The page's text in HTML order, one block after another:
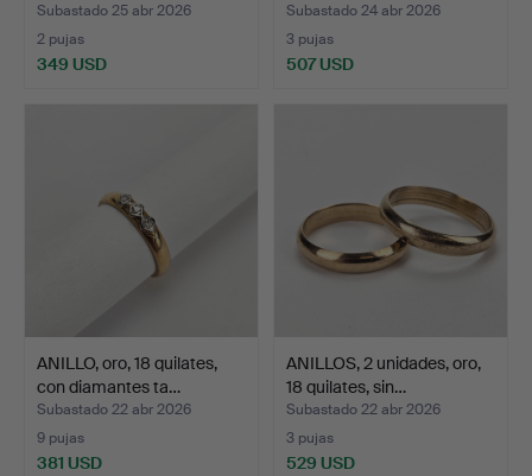
Subastado 25 abr 2026
2 pujas
349 USD
Subastado 24 abr 2026
3 pujas
507 USD
ANILLO, oro, 18 quilates,
con diamantes ta…
Subastado 22 abr 2026
9 pujas
381 USD
ANILLOS, 2 unidades, oro,
18 quilates, sin…
Subastado 22 abr 2026
3 pujas
529 USD